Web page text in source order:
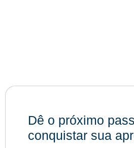
Dê o próximo
conquistar sua